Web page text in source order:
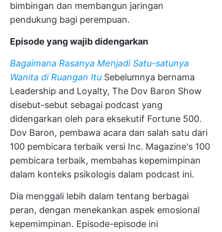
bimbingan dan membangun jaringan
pendukung bagi perempuan.
Episode yang wajib didengarkan
Bagaimana Rasanya Menjadi Satu-satunya
Wanita di Ruangan Itu Sebelumnya bernama
Leadership and Loyalty, The Dov Baron Show
disebut-sebut sebagai podcast yang
didengarkan oleh para eksekutif Fortune 500.
Dov Baron, pembawa acara dan salah satu dari
100 pembicara terbaik versi Inc. Magazine's 100
pembicara terbaik, membahas kepemimpinan
dalam konteks psikologis dalam podcast ini.
Dia menggali lebih dalam tentang berbagai
peran, dengan menekankan aspek emosional
kepemimpinan. Episode-episode ini